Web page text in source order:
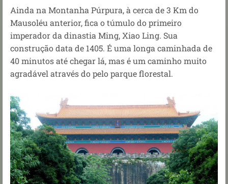
Ainda na Montanha Púrpura, à cerca de 3 Km do
Mausoléu anterior, fica otúmulo do primeiro
imperador da dinastia Ming, Xiao Ling. Sua
construção data de 1405. É uma longa caminhada de
40 minutos até chegar lá, mas é um caminho muito
agradável através do pelo parque florestal.